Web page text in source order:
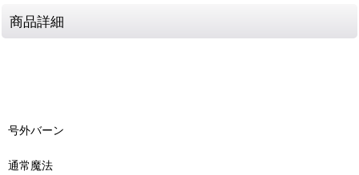
商品詳細
号外バーン
通常魔法